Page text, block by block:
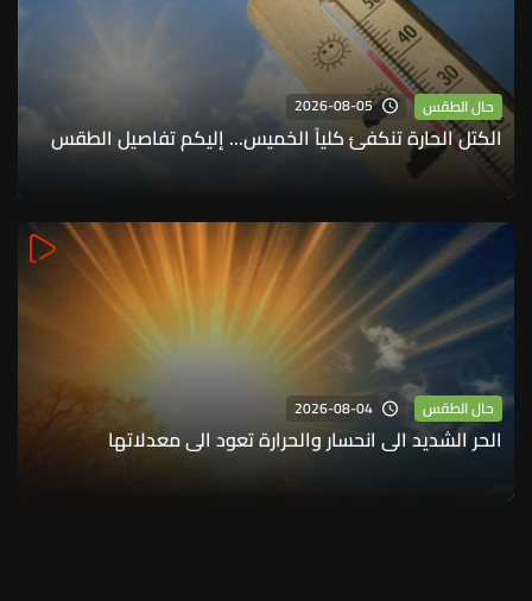
حال الطقس 2026-08-05
الكتل الحارة تنكفئ كلياً الخميس... إليكم تفاصيل الطقس
حال الطقس 2026-08-04
الحر الشديد الى انحسار والحرارة تعود الى معدلاتها